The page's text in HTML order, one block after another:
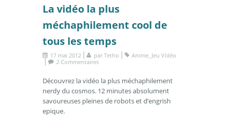
La vidéo la plus
méchaphilement cool de
tous les temps
17 mai 2012 par Tetho Anime, Jeu Vidéo
2 Commentaires
Découvrez la vidéo la plus méchaphilement
nerdy du cosmos. 12 minutes absolument
savoureuses pleines de robots et d’engrish
epique.